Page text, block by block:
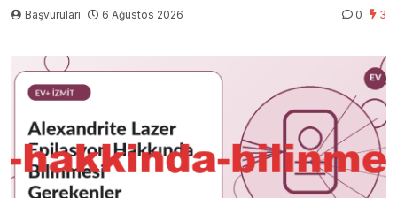
Başvuruları 6 Ağustos 2026 0 3